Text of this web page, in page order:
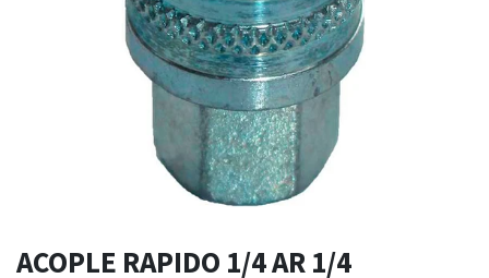
ACOPLE RAPIDO 1/4 AR 1/4